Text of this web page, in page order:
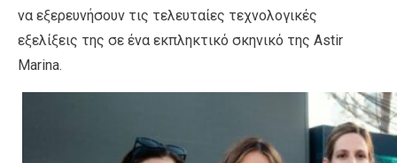
να εξερευνήσουν τις τελευταίες τεχνολογικές
εξελίξεις της σε ένα εκπληκτικό σκηνικό της Astir
Marina.